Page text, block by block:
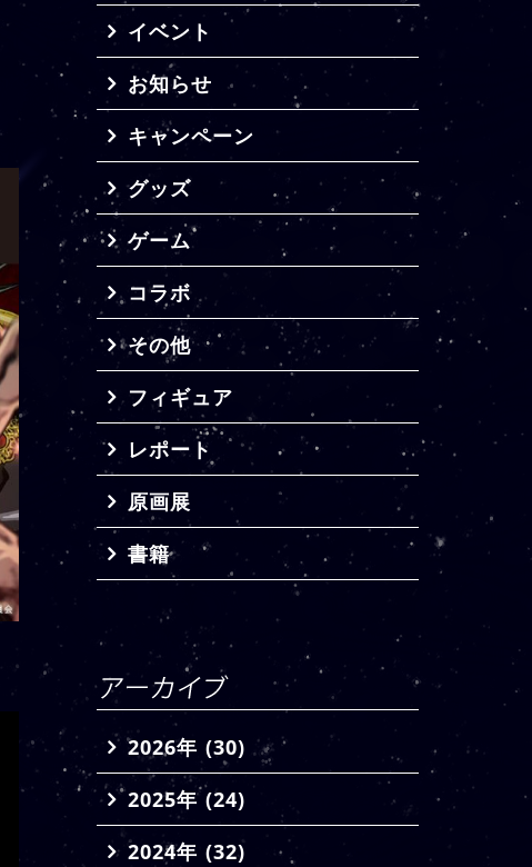
イベント
お知らせ
キャンペーン
グッズ
ゲーム
コラボ
その他
フィギュア
レポート
原画展
書籍
2026年 (30)
2025年 (24)
2024年 (32)